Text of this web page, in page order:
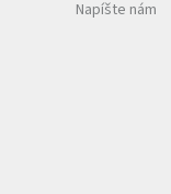
Napíšte nám